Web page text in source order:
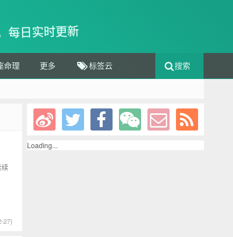
每日实时更新
理 更多 标签云 搜索
27)
Loading...